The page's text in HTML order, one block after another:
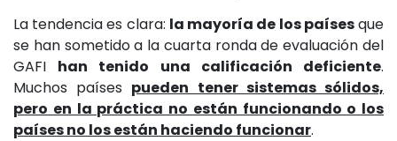
La tendencia es clara: la mayoría de los paísesque
se han sometido a la cuarta ronda de evaluación del
GAFI han tenido una calificación deficiente.
Muchos países pueden tener sistemas sólidos,
pero en la práctica no están funcionando o los
países no los están haciendo funcionar.